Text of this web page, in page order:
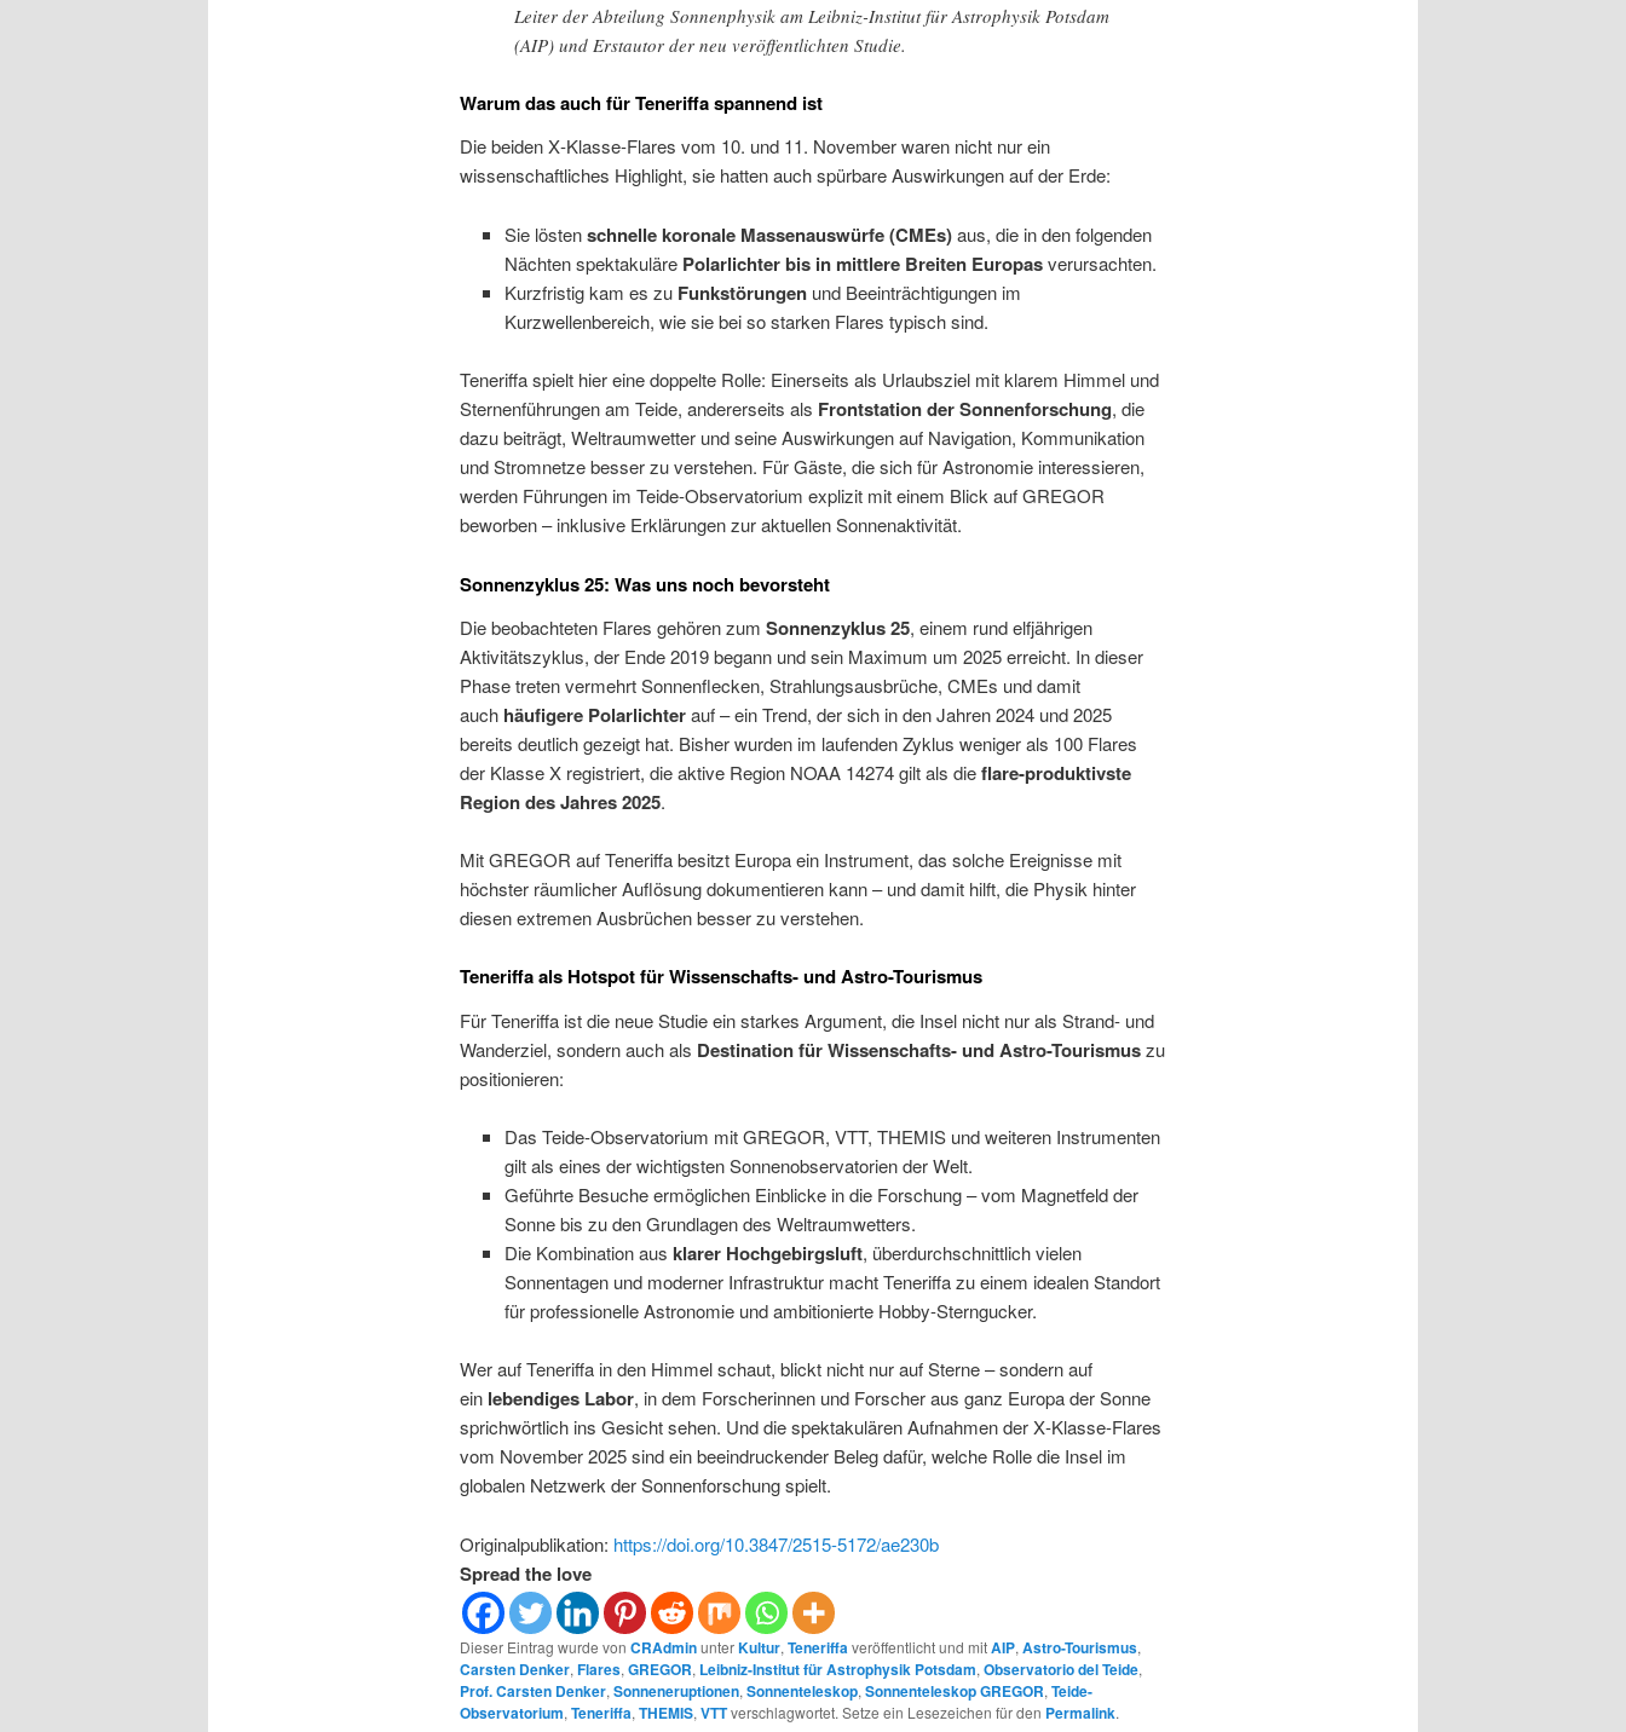
Leiter der Abteilung Sonnenphysik am Leibniz-Institut für Astrophysik Potsdam
(AIP) und Erstautor der neu veröffentlichten Studie.
Warum das auch für Teneriffa spannend ist
Die beiden X‑Klasse-Flares vom 10. und 11. November waren nicht nur ein
wissenschaftliches Highlight, sie hatten auch spürbare Auswirkungen auf der Erde:
Sie löstenschnelle koronale Massenauswürfe (CMEs)aus, die in den folgenden
Nächten spektakuläre Polarlichter bis in mittlere Breiten Europasverursachten.
Kurzfristig kam es zu Funkstörungen und Beeinträchtigungen im
Kurzwellenbereich, wie sie bei so starken Flares typisch sind.
Teneriffa spielt hier eine doppelte Rolle: Einerseits als Urlaubsziel mit klarem Himmel und
Sternenführungen am Teide, andererseits als Frontstation der Sonnenforschung, die
dazu beiträgt, Weltraumwetter und seine Auswirkungen auf Navigation, Kommunikation
und Stromnetze besser zu verstehen. Für Gäste, die sich für Astronomie interessieren,
werden Führungen im Teide-Observatorium explizit mit einem Blick auf GREGOR
beworben – inklusive Erklärungen zur aktuellen Sonnenaktivität.
Sonnenzyklus 25: Was uns noch bevorsteht
Die beobachteten Flares gehören zum Sonnenzyklus 25, einem rund elfjährigen
Aktivitätszyklus, der Ende 2019 begann und sein Maximum um 2025 erreicht. In dieser
Phase treten vermehrt Sonnenflecken, Strahlungsausbrüche, CMEs und damit
auch häufigere Polarlichterauf – ein Trend, der sich in den Jahren 2024 und 2025
bereits deutlich gezeigt hat. Bisher wurden im laufenden Zyklus weniger als 100 Flares
der Klasse X registriert, die aktive Region NOAA 14274 gilt als dieflare-produktivste
Region des Jahres 2025.
Mit GREGOR auf Teneriffa besitzt Europa ein Instrument, das solche Ereignisse mit
höchster räumlicher Auflösung dokumentieren kann – und damit hilft, die Physik hinter
diesen extremen Ausbrüchen besser zu verstehen.
Teneriffa als Hotspot für Wissenschafts- und Astro-Tourismus
Für Teneriffa ist die neue Studie ein starkes Argument, die Insel nicht nur als Strand- und
Wanderziel, sondern auch als Destination für Wissenschafts- und Astro-Tourismuszu
positionieren:
Das Teide-Observatorium mit GREGOR, VTT, THEMIS und weiteren Instrumenten
gilt als eines der wichtigsten Sonnenobservatorien der Welt.
Geführte Besuche ermöglichen Einblicke in die Forschung – vom Magnetfeld der
Sonne bis zu den Grundlagen des Weltraumwetters.
Die Kombination ausklarer Hochgebirgsluft, überdurchschnittlich vielen
Sonnentagen und moderner Infrastruktur macht Teneriffa zu einem idealen Standort
für professionelle Astronomie und ambitionierte Hobby-Sterngucker.
Wer auf Teneriffa in den Himmel schaut, blickt nicht nur auf Sterne – sondern auf
ein lebendiges Labor, in dem Forscherinnen und Forscher aus ganz Europa der Sonne
sprichwörtlich ins Gesicht sehen. Und die spektakulären Aufnahmen der X‑Klasse-Flares
vom November 2025 sind ein beeindruckender Beleg dafür, welche Rolle die Insel im
globalen Netzwerk der Sonnenforschung spielt.
Originalpublikation: https://doi.org/10.3847/2515-5172/ae230b
Spread the love
Dieser Eintrag wurde von CRAdminunterKultur, Teneriffaveröffentlicht und mitAIP, Astro-Tourismus,
Carsten Denker, Flares, GREGOR, Leibniz-Institut für Astrophysik Potsdam, Observatorio del Teide,
Prof. Carsten Denker, Sonneneruptionen, Sonnenteleskop, Sonnenteleskop GREGOR, Teide-
Observatorium, Teneriffa, THEMIS, VTTverschlagwortet. Setze ein Lesezeichen für den Permalink.